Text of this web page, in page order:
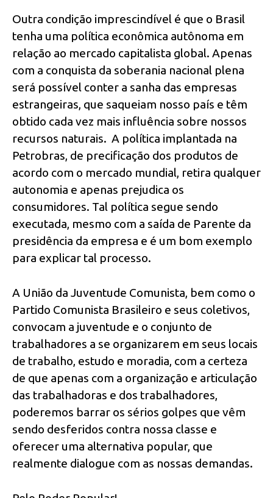
Outra condição imprescindível é que o Brasil
tenha uma política econômica autônoma em
relação ao mercado capitalista global. Apenas
com a conquista da soberania nacional plena
será possível conter a sanha das empresas
estrangeiras, que saqueiam nosso país e têm
obtido cada vez mais influência sobre nossos
recursos naturais. A política implantada na
Petrobras, de precificação dos produtos de
acordo com o mercado mundial, retira qualquer
autonomia e apenas prejudica os
consumidores. Tal política segue sendo
executada, mesmo com a saída de Parente da
presidência da empresa e é um bom exemplo
para explicar tal processo.
A União da Juventude Comunista, bem como o
Partido Comunista Brasileiro e seus coletivos,
convocam a juventude e o conjunto de
trabalhadores a se organizarem em seus locais
de trabalho, estudo e moradia, com a certeza
de que apenas com a organização e articulação
das trabalhadoras e dos trabalhadores,
poderemos barrar os sérios golpes que vêm
sendo desferidos contra nossa classe e
oferecer uma alternativa popular, que
realmente dialogue com as nossas demandas.